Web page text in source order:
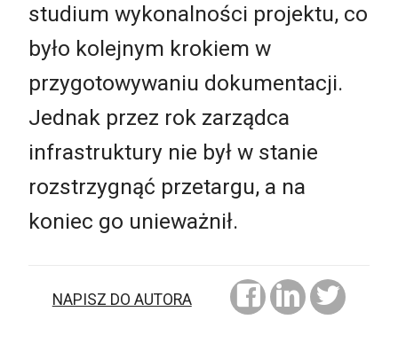
studium wykonalności projektu, co
było kolejnym krokiem w
przygotowywaniu dokumentacji.
Jednak przez rok zarządca
infrastruktury nie był w stanie
rozstrzygnąć przetargu, a na
koniec go unieważnił.
NAPISZ DO AUTORA